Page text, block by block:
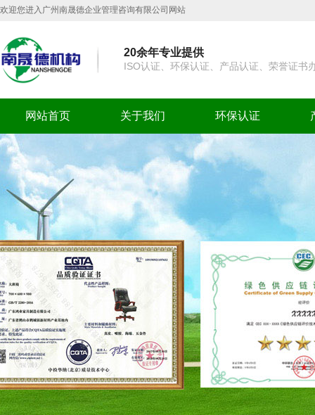
欢迎您进入广州南晟德企业管理咨询有限公司网站
20余年专业提供
ISO认证、环保认证、产品认证、荣誉证书
网站首页 关于我们 环保认证